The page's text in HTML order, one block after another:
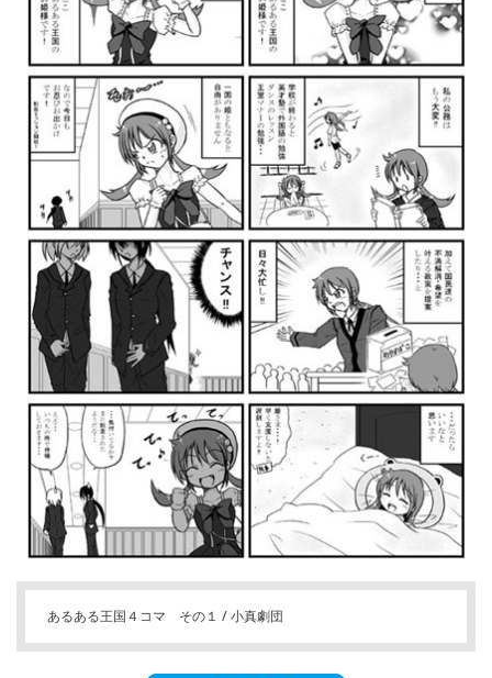
あるある王国４コマ その１ / 小真劇団